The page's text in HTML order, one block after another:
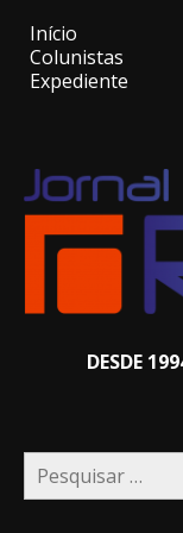
Início
Colunistas
Expediente
DESDE
Pesquisar
por: